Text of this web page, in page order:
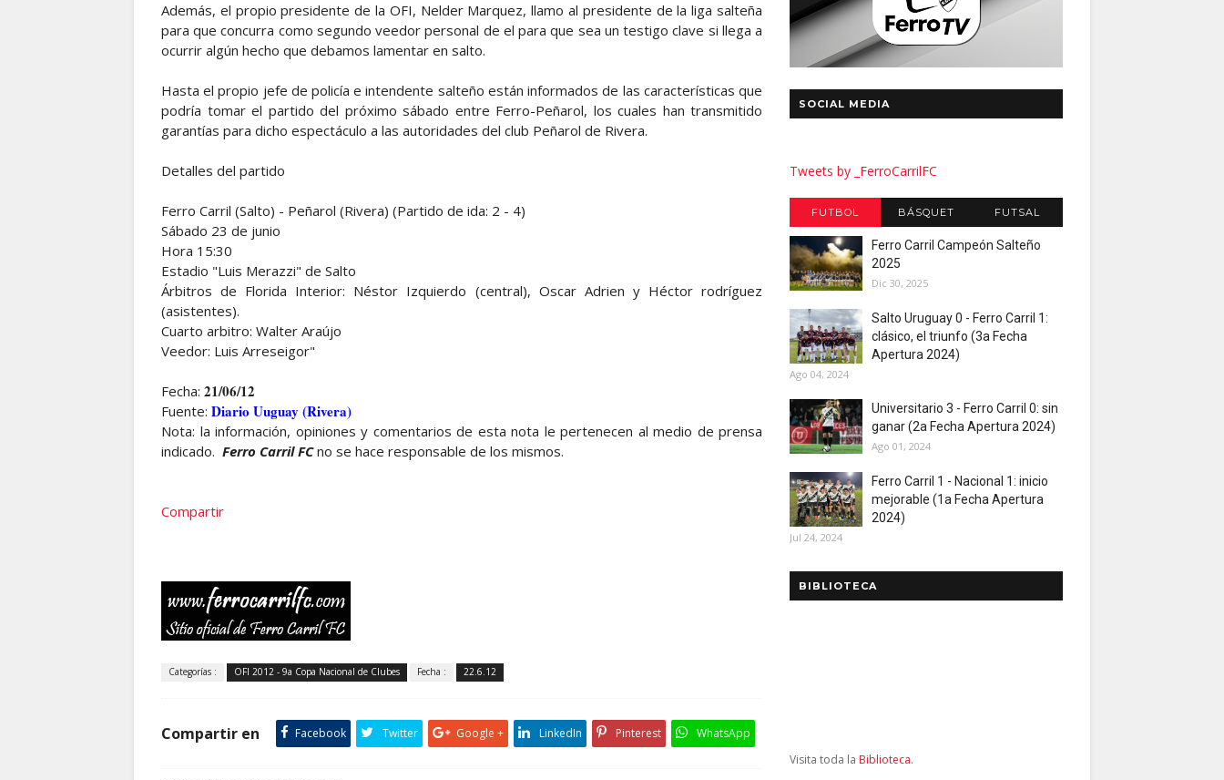
Además, el propio presidente de la OFI, Nelder Marquez, llamo al presidente de la liga salteña
para que concurra como segundo veedor personal de el para que sea un testigo clave si llega a
ocurrir algún hecho que debamos lamentar en salto.
Hasta el propio jefe de policía e intendente salteño están informados de las características que
podría tomar el partido del próximo sábado entre Ferro-Peñarol, los cuales han transmitido
garantías para dicho espectáculo a las autoridades del club Peñarol de Rivera.
Detalles del partido
Ferro Carril (Salto) - Peñarol (Rivera) (Partido de ida: 2 - 4)
Sábado 23 de junio
Hora 15:30
Estadio "Luis Merazzi" de Salto
Árbitros de Florida Interior: Néstor Izquierdo (central), Oscar Adrien y Héctor rodríguez
(asistentes).
Cuarto arbitro: Walter Araújo
Veedor: Luis Arreseigor"
Fecha: 21/06/12
Fuente: Diario Uuguay (Rivera)
Nota: la información, opiniones y comentarios de esta nota le pertenecen al medio de prensa
indicado. Ferro Carril FCno se hace responsable de los mismos.
Compartir
Categorías : OFI 2012 - 9a Copa Nacional de Clubes Fecha : 22.6.12
Compartir en Facebook Twitter Google + LinkedIn Pinterest WhatsApp
SOCIAL MEDIA
Tweets by _FerroCarrilFC
FUTBOL BÁSQUET FUTSAL
Ferro Carril Campeón Salteño
2025
Dic 30, 2025
Salto Uruguay 0 - Ferro Carril 1:
clásico, el triunfo (3a Fecha
Apertura 2024)
Ago 04, 2024
Universitario 3 - Ferro Carril 0: sin
ganar (2a Fecha Apertura 2024)
Ago 01, 2024
Ferro Carril 1 - Nacional 1: inicio
mejorable (1a Fecha Apertura
2024)
Jul 24, 2024
BIBLIOTECA
Visita toda la Biblioteca.